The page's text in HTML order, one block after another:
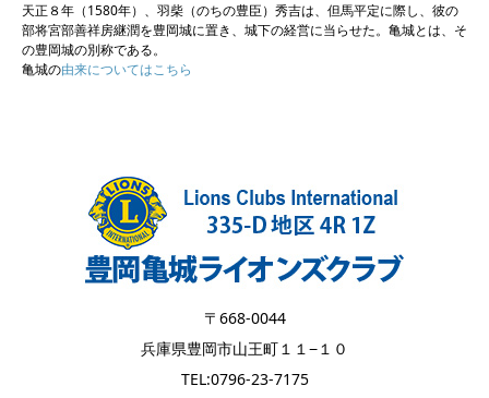
天正８年（1580年）、羽柴（のちの豊臣）秀吉は、但馬平定に際し、彼の
部将宮部善祥房継潤を豊岡城に置き、城下の経営に当らせた。亀城とは、そ
の豊岡城の別称である。
亀城の由来についてはこちら
〒668-0044
兵庫県豊岡市山王町１１−１０
TEL:0796-23-7175